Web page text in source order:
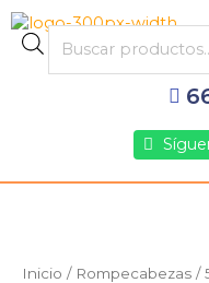
al
contenido
Products
search
Inicio / Rompecabezas /